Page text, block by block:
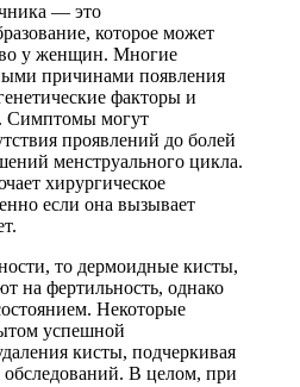
— это
которое может
у женщин. Многие
причинами появления
факторы и
Симптомы могут
проявлений до болей
менструального цикла.
хирургическое
если она вызывает
то дермоидные кисты,
на фертильность, однако
Некоторые
успешной
кисты, подчеркивая
обследований. В целом, при